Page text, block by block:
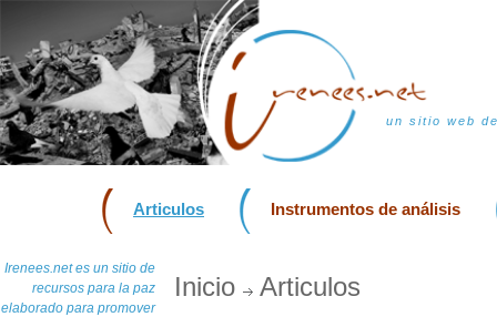
un sitio web
Articulos Instrumentos de análisis
Irenees.net es un sitio de
recursos para la paz
elaborado para promover
Inicio Articulos